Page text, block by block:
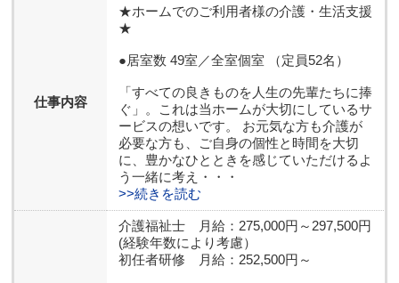
仕事内容
★ホームでのご利用者様の介護・生活支援
★
●居室数 49室／全室個室 （定員52名）
「すべての良きものを人生の先輩たちに捧
ぐ」。これは当ホームが大切にしているサ
ービスの想いです。 お元気な方も介護が
必要な方も、ご自身の個性と時間を大切
に、豊かなひとときを感じていただけるよ
う一緒に考え・・・
>>続きを読む
介護福祉士 月給：275,000円～297,500円
(経験年数により考慮）
初任者研修 月給：252,500円～